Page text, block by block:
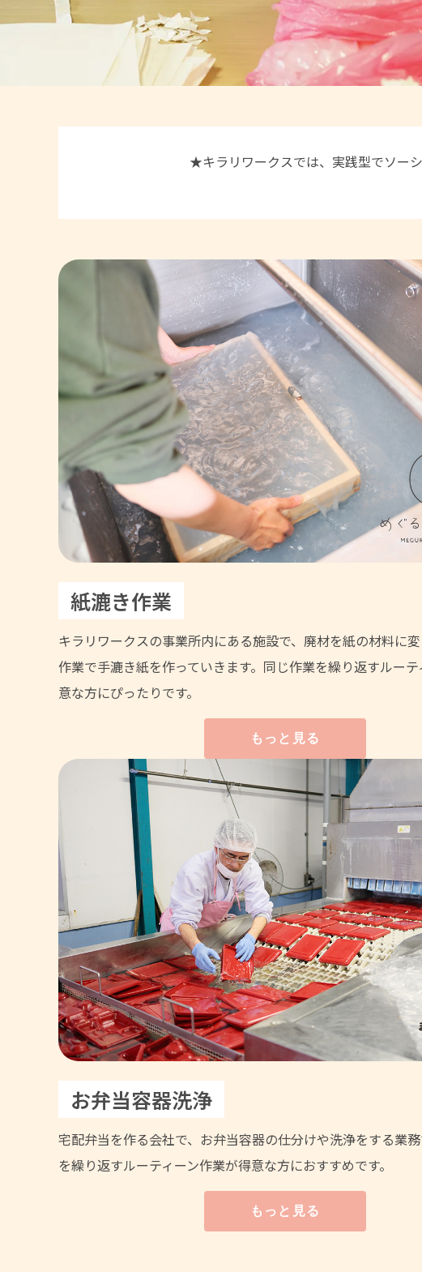
★キラリワークスでは、実践型でソー
紙漉き作業
キラリワークスの事業所内にある施設で、廃材を紙の材料に
作業で手漉き紙を作っていきます。同じ作業を繰り返すルー
意な方にぴったりです。
もっと見る
お弁当容器洗浄
宅配弁当を作る会社で、お弁当容器の仕分けや洗浄をする業
を繰り返すルーティーン作業が得意な方におすすめです。
もっと見る